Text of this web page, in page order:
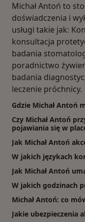
Michał Antoń to
doświadczenia i
usługi takie jak:
konsultacja
badania
poradnictwo
badania
leczenie próchnicy.
Gdzie Michał Antoń
Czy Michał Antoń
pojawiania się w
Jak Michał Antoń
W jakich językach
Jak Michał Antoń
W jakich godzinach
Michał Antoń: co
Jakie ubezpieczenia